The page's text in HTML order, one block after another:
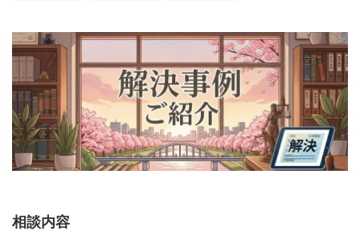
相談内容